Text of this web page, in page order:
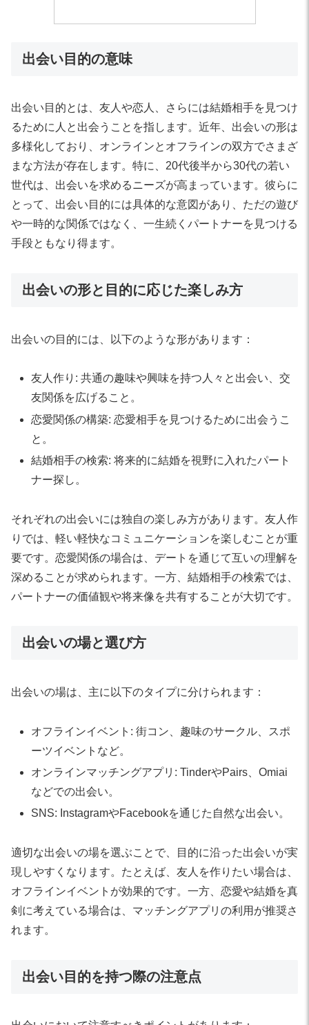
出会い目的の意味
出会い目的とは、友人や恋人、さらには結婚相手を見つけ
るために人と出会うことを指します。近年、出会いの形は
多様化しており、オンラインとオフラインの双方でさまざ
まな方法が存在します。特に、20代後半から30代の若い
世代は、出会いを求めるニーズが高まっています。彼らに
とって、出会い目的には具体的な意図があり、ただの遊び
や一時的な関係ではなく、一生続くパートナーを見つける
手段ともなり得ます。
出会いの形と目的に応じた楽しみ方
出会いの目的には、以下のような形があります：
友人作り: 共通の趣味や興味を持つ人々と出会い、交
友関係を広げること。
恋愛関係の構築: 恋愛相手を見つけるために出会うこ
と。
結婚相手の検索: 将来的に結婚を視野に入れたパート
ナー探し。
それぞれの出会いには独自の楽しみ方があります。友人作
りでは、軽い軽快なコミュニケーションを楽しむことが重
要です。恋愛関係の場合は、デートを通じて互いの理解を
深めることが求められます。一方、結婚相手の検索では、
パートナーの価値観や将来像を共有することが大切です。
出会いの場と選び方
出会いの場は、主に以下のタイプに分けられます：
オフラインイベント: 街コン、趣味のサークル、スポ
ーツイベントなど。
オンラインマッチングアプリ: TinderやPairs、Omiai
などでの出会い。
SNS: InstagramやFacebookを通じた自然な出会い。
適切な出会いの場を選ぶことで、目的に沿った出会いが実
現しやすくなります。たとえば、友人を作りたい場合は、
オフラインイベントが効果的です。一方、恋愛や結婚を真
剣に考えている場合は、マッチングアプリの利用が推奨さ
れます。
出会い目的を持つ際の注意点